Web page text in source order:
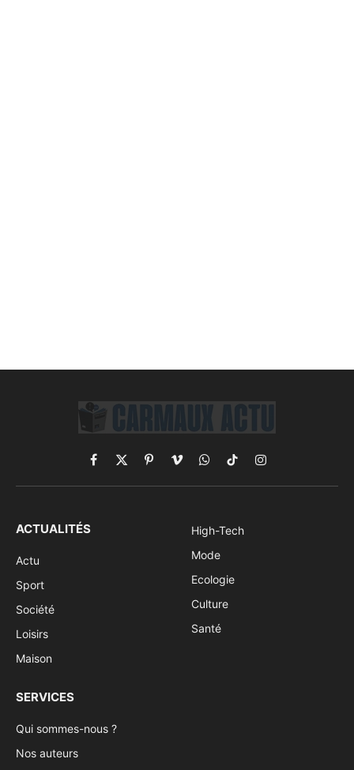
Facebook
X
(Twitter)
PinterestVimeoWhatsApp
TikTokInstagram
ACTUALITÉS
Actu
Sport
Société
Loisirs
Maison
High-Tech
Mode
Ecologie
Culture
Santé
SERVICES
Qui sommes-nous ?
Nos auteurs